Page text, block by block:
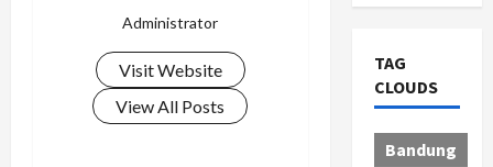
Administrator
Visit Website
View All Posts
TAG
CLOUDS
Bandung